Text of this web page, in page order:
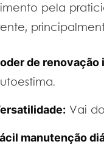
pela
de renovação
Vai
manutenção